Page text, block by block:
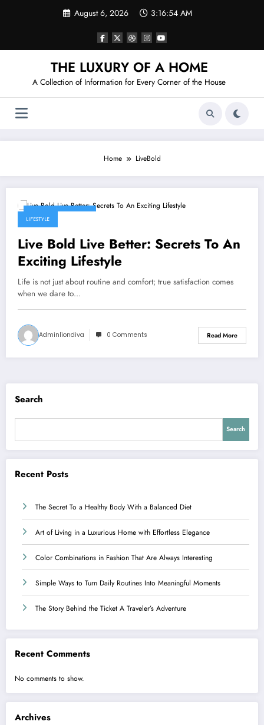
August 6, 2026 3:16:54 AM
THE LUXURY OF A HOME
A Collection of Information for Every Corner of the House
Home LiveBold
LIFESTYLE
Live Bold Live Better: Secrets To An
Exciting Lifestyle
Life is not just about routine and comfort; true satisfaction comes
when we dare to…
Adminliondiva 0 Comments Read More
Search
Search
Recent Posts
The Secret To a Healthy Body With a Balanced Diet
Art of Living in a Luxurious Home with Effortless Elegance
Color Combinations in Fashion That Are Always Interesting
Simple Ways to Turn Daily Routines Into Meaningful Moments
The Story Behind the Ticket A Traveler’s Adventure
Recent Comments
No comments to show.
Archives